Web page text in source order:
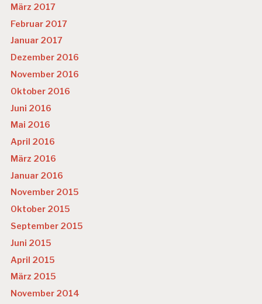
März 2017
Februar 2017
Januar 2017
Dezember 2016
November 2016
Oktober 2016
Juni 2016
Mai 2016
April 2016
März 2016
Januar 2016
November 2015
Oktober 2015
September 2015
Juni 2015
April 2015
März 2015
November 2014